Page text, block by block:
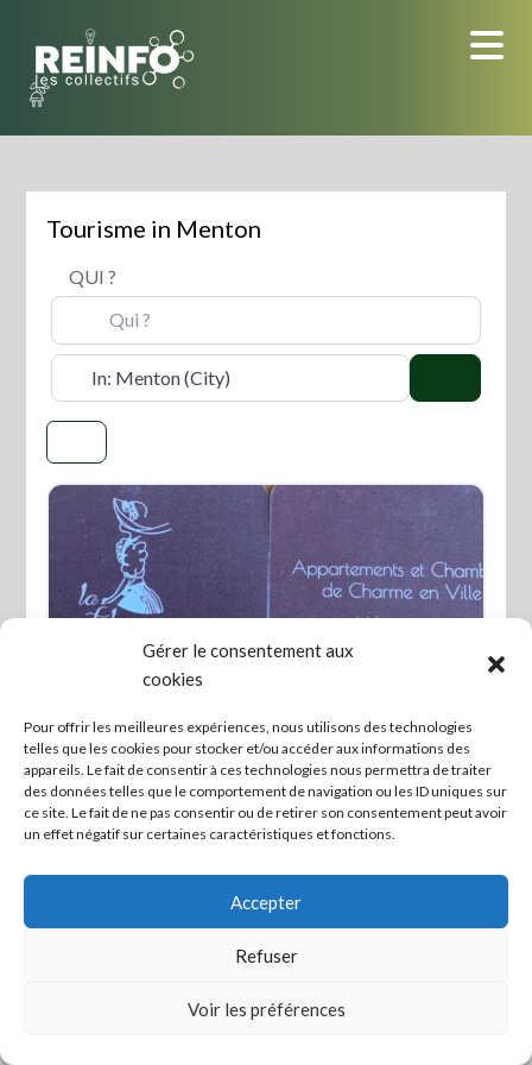
Gérer le consentement aux
cookies
Pour offrir les meilleures expériences, nous utilisons des technologies
telles que les cookies pour stocker et/ou accéder aux informations des
appareils. Le fait de consentir à ces technologies nous permettra de traiter
des données telles que le comportement de navigation ou les ID uniques sur
ce site. Le fait de ne pas consentir ou de retirer son consentement peut avoir
un effet négatif sur certaines caractéristiques et fonctions.
Accepter
Refuser
Voir les préférences
content
Tourisme in Menton
QUI ?
OÙ ?
La Fabrique à Poupées – Chambres de
charme
Mettre en lien ceux qui veulent agir ! -